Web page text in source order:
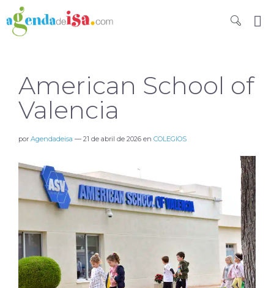
American School of
Valencia
por Agendadeisa — 21 de abril de 2026 en COLEGIOS